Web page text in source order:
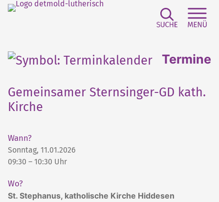
Termine
Gemeinsamer Sternsinger-GD kath.
Kirche
Wann?
Sonntag, 11.01.2026
09:30 – 10:30 Uhr
Wo?
St. Stephanus, katholische Kirche Hiddesen